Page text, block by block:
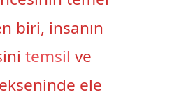
biri, insanın
temsilve
ele